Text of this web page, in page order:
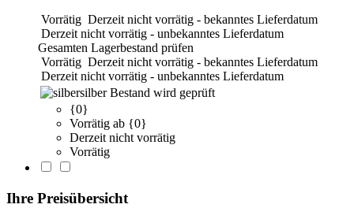
Vorrätig Derzeit nicht vorrätig - bekanntes Lieferdatum
Derzeit nicht vorrätig - unbekanntes Lieferdatum
Gesamten Lagerbestand prüfen
Vorrätig Derzeit nicht vorrätig - bekanntes Lieferdatum
Derzeit nicht vorrätig - unbekanntes Lieferdatum
silber Bestand wird geprüft
{0}
Vorrätig ab {0}
Derzeit nicht vorrätig
Vorrätig
Ihre Preisübersicht